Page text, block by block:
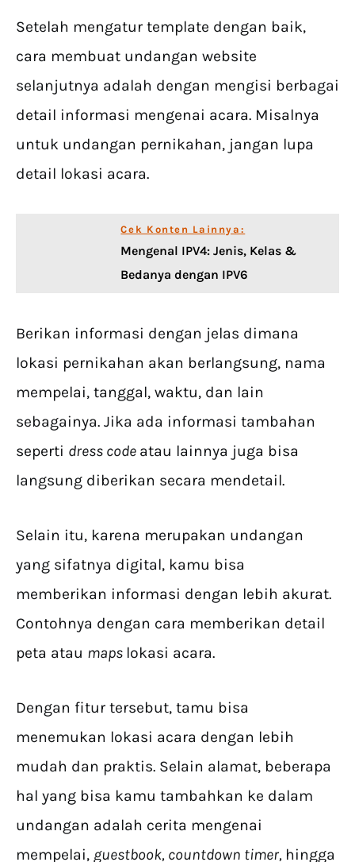
Setelah mengatur template dengan baik,
cara membuat undangan website
selanjutnya adalah dengan mengisi berbagai
detail informasi mengenai acara. Misalnya
untuk undangan pernikahan, jangan lupa
detail lokasi acara.
Cek Konten Lainnya:
Mengenal IPV4: Jenis, Kelas &
Bedanya dengan IPV6
Berikan informasi dengan jelas dimana
lokasi pernikahan akan berlangsung, nama
mempelai, tanggal, waktu, dan lain
sebagainya. Jika ada informasi tambahan
seperti dress code atau lainnya juga bisa
langsung diberikan secara mendetail.
Selain itu, karena merupakan undangan
yang sifatnya digital, kamu bisa
memberikan informasi dengan lebih akurat.
Contohnya dengan cara memberikan detail
peta atau maps lokasi acara.
Dengan fitur tersebut, tamu bisa
menemukan lokasi acara dengan lebih
mudah dan praktis. Selain alamat, beberapa
hal yang bisa kamu tambahkan ke dalam
undangan adalah cerita mengenai
mempelai, guestbook, countdown timer, hingga